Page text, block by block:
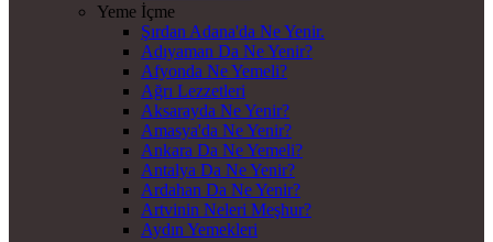
Yeme İçme
Şırdan Adana'da Ne Yenir.
Adıyaman Da Ne Yenir?
Afyonda Ne Yemeli?
Ağrı Lezzetleri
Aksarayda Ne Yenir?
Amasya'da Ne Yenir?
Ankara Da Ne Yemeli?
Antalya Da Ne Yenir?
Ardahan Da Ne Yenir?
Artvinin Neleri Meşhur?
Aydın Yemekleri